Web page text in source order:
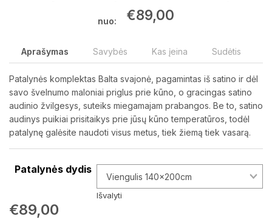
nuo: €89,00
Aprašymas Savybės Kas įeina Sudėtis
Patalynės komplektas Balta svajonė, pagamintas iš satino ir dėl
savo švelnumo maloniai priglus prie kūno, o gracingas satino
audinio žvilgesys, suteiks miegamajam prabangos. Be to, satino
audinys puikiai prisitaikys prie jūsų kūno temperatūros, todėl
patalynę galėsite naudoti visus metus, tiek žiemą tiek vasarą.
Patalynės dydis
Išvalyti
€89,00